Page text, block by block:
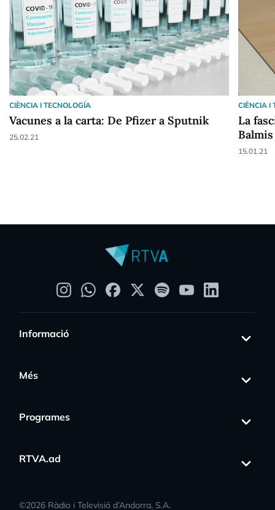
CIÈNCIA I TECNOLOGÍA
Vacunes a la carta: De Pfizer a Sputnik
25.02.21
CIÈNCIA I
La
15.01.21
Informació
Més
Programes
RTVA.ad
©2026 Ràdio i Televisió d’Andorra, S.A.